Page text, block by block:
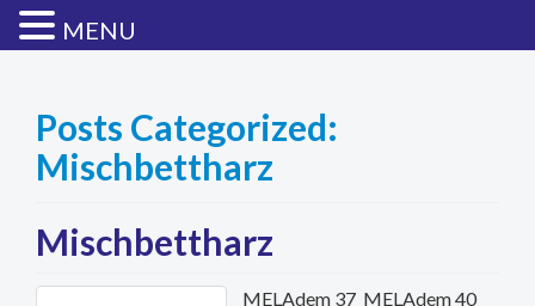
Posts Categorized:
Mischbettharz
Mischbettharz
MELAdem 37 MELAdem 40
MENU